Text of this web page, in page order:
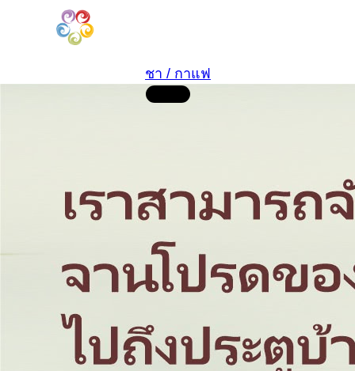
ชา / กาแฟ